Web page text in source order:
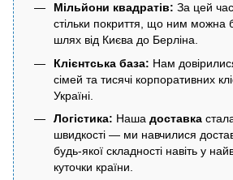
Мільйони квадратів: За цей
стільки покриття, що ним можна
шлях від Києва до Берліна.
Клієнтська база: Нам
сімей та тисячі корпоративних
Україні.
Логістика: Наша доставка
швидкості — ми навчилися
будь-якої складності навіть у
куточки країни.